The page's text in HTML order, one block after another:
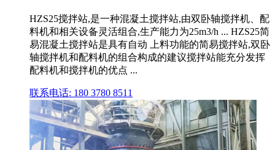
HZS25搅拌站,是一种混凝土搅拌站,由双卧轴搅拌机、配
料机和相关设备灵活组合,生产能力为25m3/h ... HZS25简
易混凝土搅拌站是具有自动 上料功能的简易搅拌站,双卧
轴搅拌机和配料机的组合构成的建议搅拌站能充分发挥
配料机和搅拌机的优点 ...
联系电话: 180 3780 8511